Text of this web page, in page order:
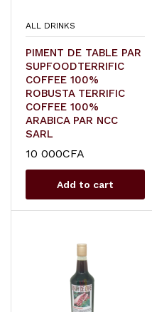
ALL DRINKS
PIMENT DE TABLE PAR
SUPFOODTERRIFIC
COFFEE 100%
ROBUSTA TERRIFIC
COFFEE 100%
ARABICA PAR NCC
SARL
10 000CFA
Add to cart